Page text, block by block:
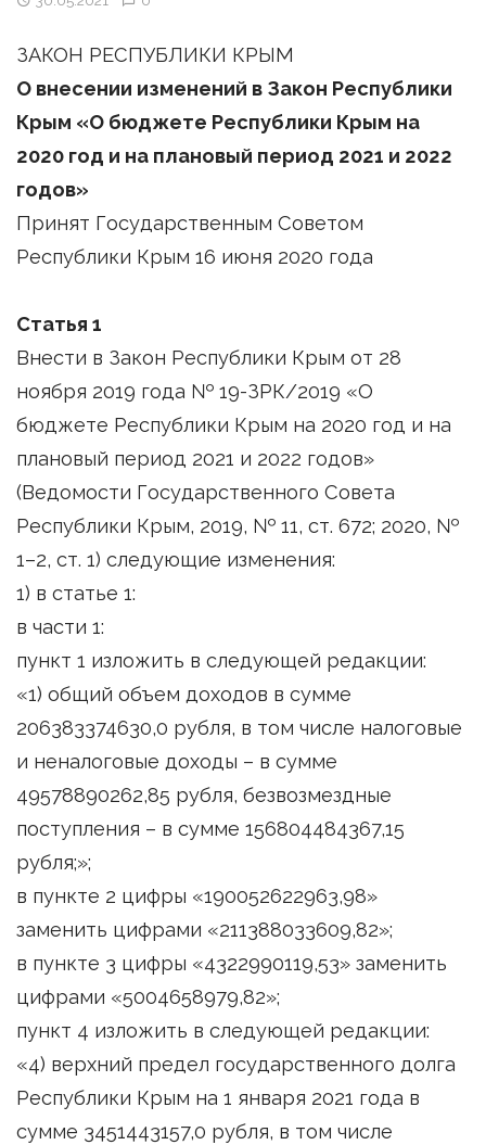
ЗАКОН РЕСПУБЛИКИ КРЫМ
О внесении изменений в Закон Республики
Крым «О бюджете Республики Крым на
2020 год и на плановый период 2021 и 2022
годов»
Принят Государственным Советом
Республики Крым 16 июня 2020 года
Статья 1
Внести в Закон Республики Крым от 28
ноября 2019 года № 19-ЗРК/2019 «О
бюджете Республики Крым на 2020 год и на
плановый период 2021 и 2022 годов»
(Ведомости Государственного Совета
Республики Крым, 2019, № 11, ст. 672; 2020, №
1–2, ст. 1) следующие изменения:
1) в статье 1:
в части 1:
пункт 1 изложить в следующей редакции:
«1) общий объем доходов в сумме
206383374630,0 рубля, в том числе налоговые
и неналоговые доходы – в сумме
49578890262,85 рубля, безвозмездные
поступления – в сумме 156804484367,15
рубля;»;
в пункте 2 цифры «190052622963,98»
заменить цифрами «211388033609,82»;
в пункте 3 цифры «4322990119,53» заменить
цифрами «5004658979,82»;
пункт 4 изложить в следующей редакции:
«4) верхний предел государственного долга
Республики Крым на 1 января 2021 года в
сумме 3451443157,0 рубля, в том числе